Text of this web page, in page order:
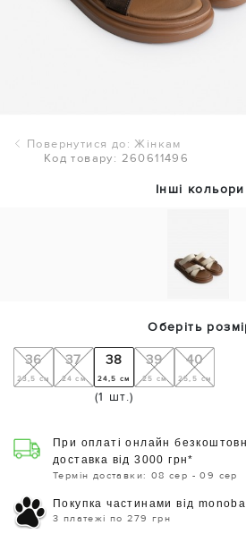
Повернутися до: Жінкам
Код товару: 260611496
Інші кольори
Оберіть
36
23,5 см
37
24 см
38
24,5 см
(1 шт.)
39
25 см
40
25,5 см
При оплаті онлайн
доставка від 3000 грн*
Термін доставки: 08 сер - 09 сер
Покупка частинами від
3 платежі по 279 грн